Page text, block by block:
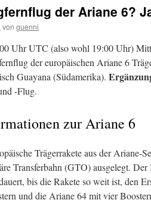
der Ariane 6?
von guenni
Uhr UTC (also wohl 19:00 Uhr)
der europäischen Ariane 6
Guayana (Südamerika).
-Flug.
zur Ariane 6
Trägerrakete aus der Ariane-
Transferbahn (GTO) ausgelegt.
bis die Rakete so weit ist, den
und die Ariane 64 mit vier